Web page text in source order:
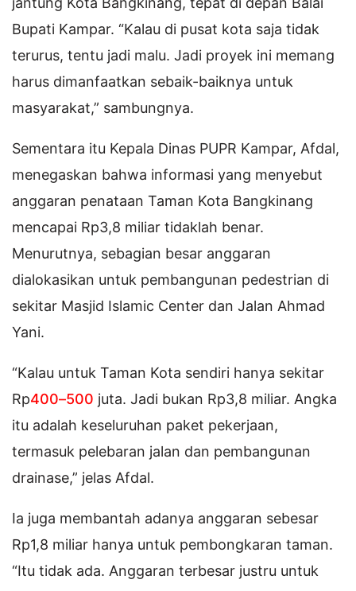
Bupati Kampar. “Kalau di pusat kota saja tidak
terurus, tentu jadi malu. Jadi proyek ini memang
harus dimanfaatkan sebaik-baiknya untuk
masyarakat,” sambungnya.
Sementara itu Kepala Dinas PUPR Kampar, Afdal,
menegaskan bahwa informasi yang menyebut
anggaran penataan Taman Kota Bangkinang
mencapai Rp3,8 miliar tidaklah benar.
Menurutnya, sebagian besar anggaran
dialokasikan untuk pembangunan pedestrian di
sekitar Masjid Islamic Center dan Jalan Ahmad
Yani.
“Kalau untuk Taman Kota sendiri hanya sekitar
Rp400–500 juta. Jadi bukan Rp3,8 miliar. Angka
itu adalah keseluruhan paket pekerjaan,
termasuk pelebaran jalan dan pembangunan
drainase,” jelas Afdal.
Ia juga membantah adanya anggaran sebesar
Rp1,8 miliar hanya untuk pembongkaran taman.
“Itu tidak ada. Anggaran terbesar justru untuk